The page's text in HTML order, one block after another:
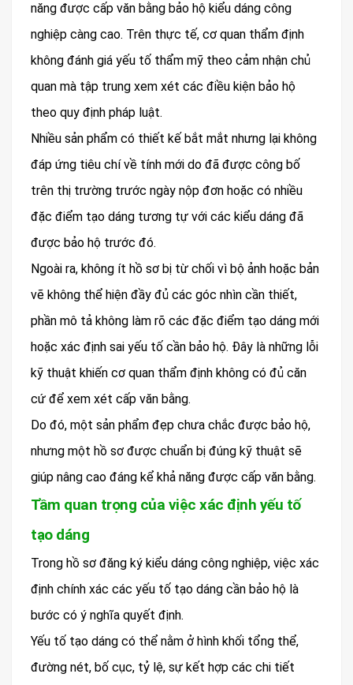
năng được cấp văn bằng bảo hộ kiểu dáng công
nghiệp càng cao. Trên thực tế, cơ quan thẩm định
không đánh giá yếu tố thẩm mỹ theo cảm nhận chủ
quan mà tập trung xem xét các điều kiện bảo hộ
theo quy định pháp luật.
Nhiều sản phẩm có thiết kế bắt mắt nhưng lại không
đáp ứng tiêu chí về tính mới do đã được công bố
trên thị trường trước ngày nộp đơn hoặc có nhiều
đặc điểm tạo dáng tương tự với các kiểu dáng đã
được bảo hộ trước đó.
Ngoài ra, không ít hồ sơ bị từ chối vì bộ ảnh hoặc bản
vẽ không thể hiện đầy đủ các góc nhìn cần thiết,
phần mô tả không làm rõ các đặc điểm tạo dáng mới
hoặc xác định sai yếu tố cần bảo hộ. Đây là những lỗi
kỹ thuật khiến cơ quan thẩm định không có đủ căn
cứ để xem xét cấp văn bằng.
Do đó, một sản phẩm đẹp chưa chắc được bảo hộ,
nhưng một hồ sơ được chuẩn bị đúng kỹ thuật sẽ
giúp nâng cao đáng kể khả năng được cấp văn bằng.
Tầm quan trọng của việc xác định yếu tố
tạo dáng
Trong hồ sơ đăng ký kiểu dáng công nghiệp, việc xác
định chính xác các yếu tố tạo dáng cần bảo hộ là
bước có ý nghĩa quyết định.
Yếu tố tạo dáng có thể nằm ở hình khối tổng thể,
đường nét, bố cục, tỷ lệ, sự kết hợp các chi tiết